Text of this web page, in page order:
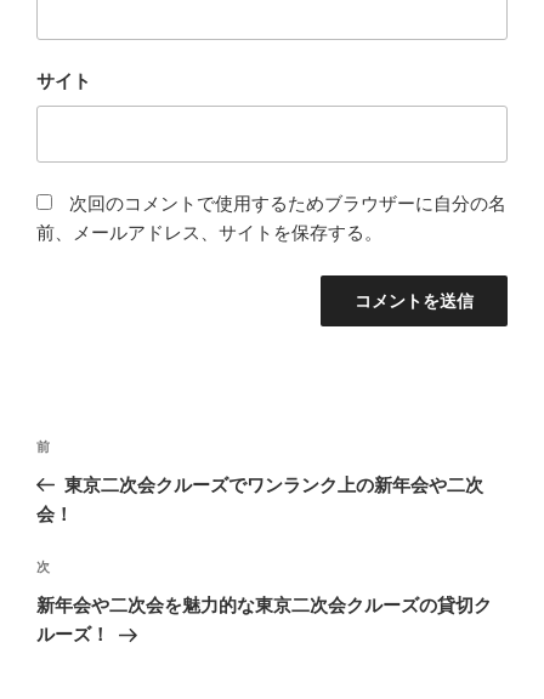
サイト
次回のコメントで使用するためブラウザーに自分の名
前、メールアドレス、サイトを保存する。
投
ナ
ゲ
ー
シ
前
の
投
前
東京二次会クルーズでワンランク上の新年会や二次
会！
次
の
投
次
新年会や二次会を魅力的な東京二次会クルーズの貸切ク
ルーズ！